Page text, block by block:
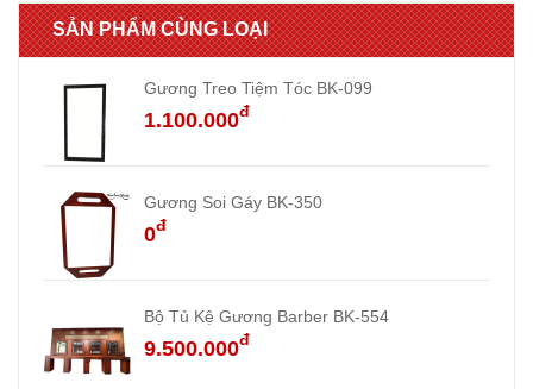
SẢN PHẨM CÙNG LOẠI
Gương Treo Tiệm Tóc BK-099
1.100.000đ
Gương Soi Gáy BK-350
0đ
Bộ Tủ Kệ Gương Barber BK-554
9.500.000đ